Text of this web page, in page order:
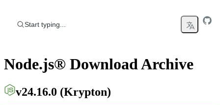
Start typing...
Node.js® Download Archive
v24.16.0 (Krypton)